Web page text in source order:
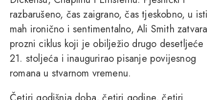
razbarušeno, čas zaigrano, čas tjeskobno, u isti
mah ironično i sentimentalno, Ali Smith zatvara
prozni ciklus koji je obilježio drugo desetljeće
21. stoljeća i inaugurirao pisanje povijesnog
romana u stvarnom vremenu.